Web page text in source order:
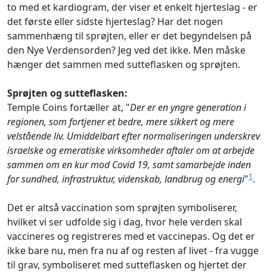
to med et kardiogram, der viser et enkelt hjerteslag - er
det første eller sidste hjerteslag? Har det nogen
sammenhæng til sprøjten, eller er det begyndelsen på
den Nye Verdensorden? Jeg ved det ikke. Men måske
hænger det sammen med sutteflasken og sprøjten.
Sprøjten og sutteflasken:
Temple Coins fortæller at, "Der er en yngre generation i
regionen, som fortjener et bedre, mere sikkert og mere
velstående liv. Umiddelbart efter normaliseringen underskrev
israelske og emeratiske virksomheder aftaler om at arbejde
sammen om en kur mod Covid 19, samt samarbejde inden
for sundhed, infrastruktur, videnskab, landbrug og energi"1.
Det er altså vaccination som sprøjten symboliserer,
hvilket vi ser udfolde sig i dag, hvor hele verden skal
vaccineres og registreres med et vaccinepas. Og det er
ikke bare nu, men fra nu af og resten af livet - fra vugge
til grav, symboliseret med sutteflasken og hjertet der